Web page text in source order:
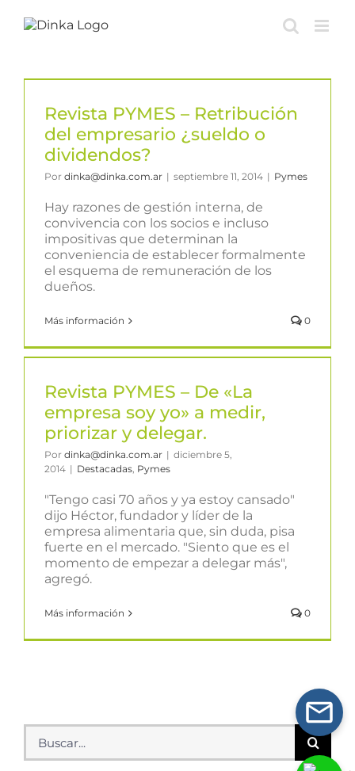
Revista PYMES – Retribución
del empresario ¿sueldo o
dividendos?
Por dinka@dinka.com.ar | septiembre 11, 2014 | Pymes
Hay razones de gestión interna, de
convivencia con los socios e incluso
impositivas que determinan la
conveniencia de establecer formalmente
el esquema de remuneración de los
dueños.
Más información 0
Revista PYMES – De «La
empresa soy yo» a medir,
priorizar y delegar.
Por dinka@dinka.com.ar | diciembre 5,
2014 | Destacadas, Pymes
"Tengo casi 70 años y ya estoy cansado"
dijo Héctor, fundador y líder de la
empresa alimentaria que, sin duda, pisa
fuerte en el mercado. "Siento que es el
momento de empezar a delegar más",
agregó.
Más información 0
Buscar: